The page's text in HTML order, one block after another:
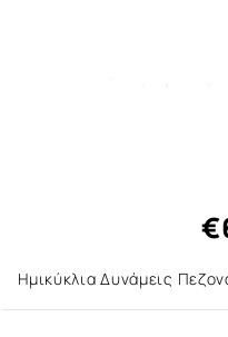
Ημικύκλια Δυνάμεις